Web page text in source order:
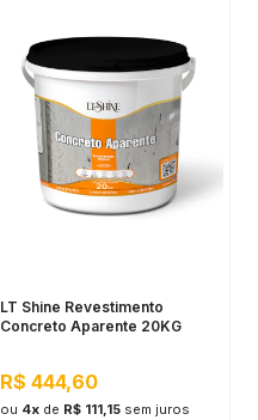
LT Shine Revestimento
Concreto Aparente 20KG
R$ 444,60
ou 4xde R$ 111,15 sem juros